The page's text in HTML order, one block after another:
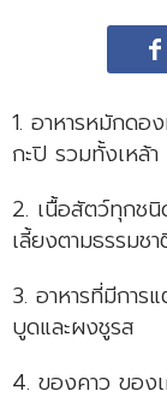
1. อาหารหมักดอ
กะปิ รวมทั้งเหล้
2. เนื้อสัตว์ทุกช
เลี้ยงตามธรรมช
3. อาหารที่มีกา
บูดและผงชูรส
4. ของคาว ของ